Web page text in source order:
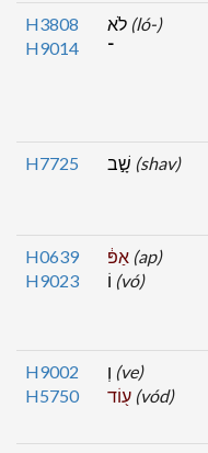
H3808
H9014
(ló-)
־
H7725 (shav)
H0639
H9023
(ap)
(vó)
H9002
H5750
(ve)
(vód)